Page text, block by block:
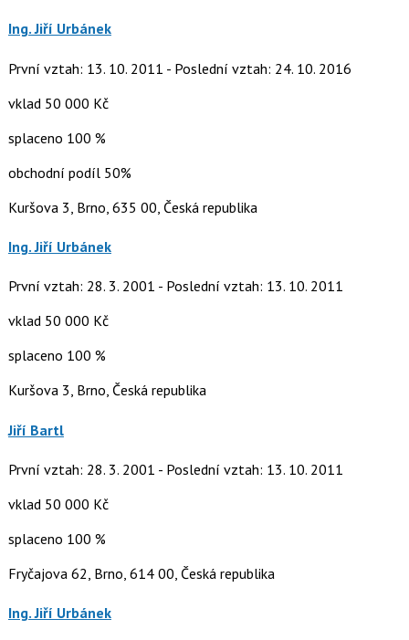
Ing. Jiří Urbánek
První vztah: 13. 10. 2011 - Poslední vztah: 24. 10. 2016
vklad 50 000 Kč
splaceno 100 %
obchodní podíl 50%
Kuršova 3, Brno, 635 00, Česká republika
Ing. Jiří Urbánek
První vztah: 28. 3. 2001 - Poslední vztah: 13. 10. 2011
vklad 50 000 Kč
splaceno 100 %
Kuršova 3, Brno, Česká republika
Jiří Bartl
První vztah: 28. 3. 2001 - Poslední vztah: 13. 10. 2011
vklad 50 000 Kč
splaceno 100 %
Fryčajova 62, Brno, 614 00, Česká republika
Ing. Jiří Urbánek